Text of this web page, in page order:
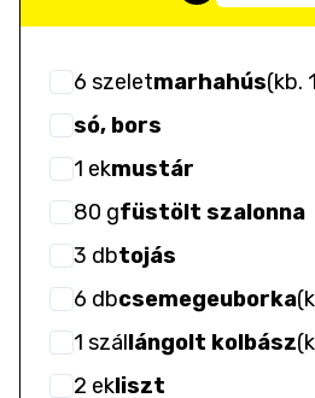
6 szeletmarhahús(kb.
só, bors
1 ekmustár
80 gfüstölt szalonna
3 dbtojás
6 dbcsemegeuborka(
1 szállángolt kolbász(
2 ekliszt